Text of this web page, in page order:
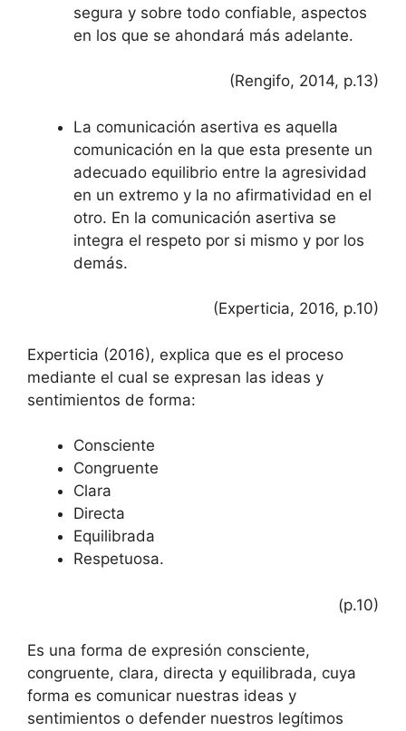
segura y sobre todo confiable, aspectos
en los que se ahondará más adelante.
(Rengifo, 2014, p.13)
La comunicación asertiva es aquella
comunicación en la que esta presente un
adecuado equilibrio entre la agresividad
en un extremo y la no afirmatividad en el
otro. En la comunicación asertiva se
integra el respeto por si mismo y por los
demás.
(Experticia, 2016, p.10)
Experticia (2016), explica que es el proceso
mediante el cual se expresan las ideas y
sentimientos de forma:
Consciente
Congruente
Clara
Directa
Equilibrada
Respetuosa.
(p.10)
Es una forma de expresión consciente,
congruente, clara, directa y equilibrada, cuya
forma es comunicar nuestras ideas y
sentimientos o defender nuestros legítimos